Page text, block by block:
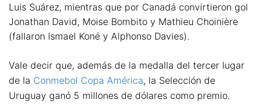
Luis Suárez, mientras que por Canadá convirtieron gol
Jonathan David, Moise Bombito y Mathieu Choinière
(fallaron Ismael Koné y Alphonso Davies).
Vale decir que, además de la medalla del tercer lugar
de la Conmebol Copa América, la Selección de
Uruguay ganó 5 millones de dólares como premio.